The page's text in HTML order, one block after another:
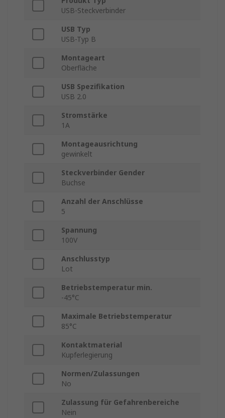
USB-Steckverbinder
USB Typ
USB-Typ B
Montageart
Oberfläche
USB Spezifikation
USB 2.0
Stromstärke
1A
Montageausrichtung
gewinkelt
Steckverbinder Gender
Buchse
Anzahl der Anschlüsse
5
Spannung
100V
Anschlusstyp
Lot
Betriebstemperatur min.
-45°C
Maximale Betriebstemperatur
85°C
Kontaktmaterial
Kupferlegierung
Normen/Zulassungen
No
Zulassung für Gefahrenbereiche
Nein